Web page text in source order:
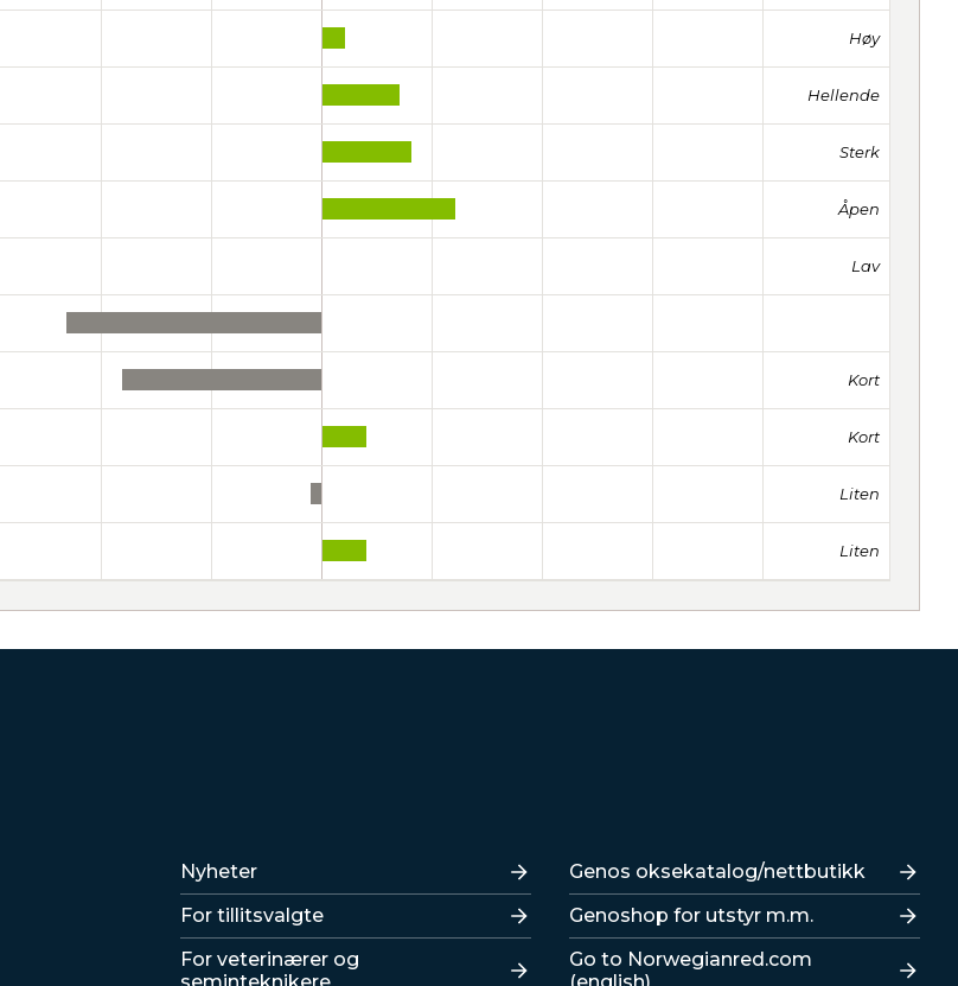
Høy
Hellende
Sterk
Åpen
Lav
Kort
Kort
Liten
Liten
Lenker
Nyheter
For tillitsvalgte
For veterinærer og
seminteknikere
Lenker
Genos oksekatalog/nettbutikk
Genoshop for utstyr m.m.
Go to Norwegianred.com
(english)